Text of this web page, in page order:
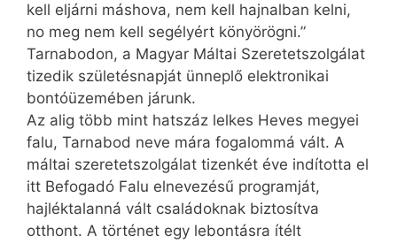
kell eljárni máshova, nem kell hajnalban kelni,
no meg nem kell segélyért könyörögni.”
Tarnabodon, a Magyar Máltai Szeretetszolgálat
tizedik születésnapját ünneplő elektronikai
bontóüzemében járunk.
Az alig több mint hatszáz lelkes Heves megyei
falu, Tarnabod neve mára fogalommá vált. A
máltai szeretetszolgálat tizenkét éve indította el
itt Befogadó Falu elnevezésű programját,
hajléktalanná vált családoknak biztosítva
otthont. A történet egy lebontásra ítélt